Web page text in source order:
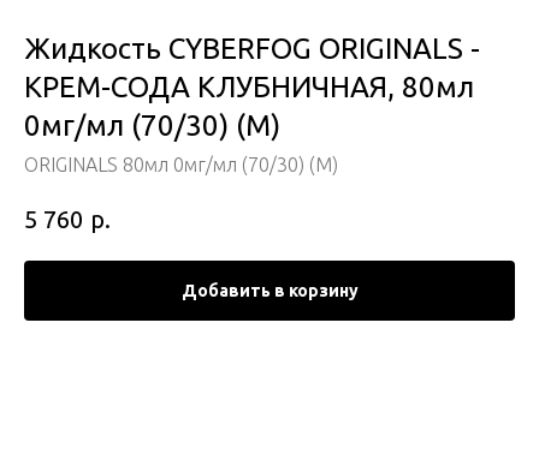
Жидкость CYBERFOG ORIGINALS -
КРЕМ-СОДА КЛУБНИЧНАЯ, 80мл
0мг/мл (70/30) (М)
ORIGINALS 80мл 0мг/мл (70/30) (М)
5 760 р.
Добавить в корзину